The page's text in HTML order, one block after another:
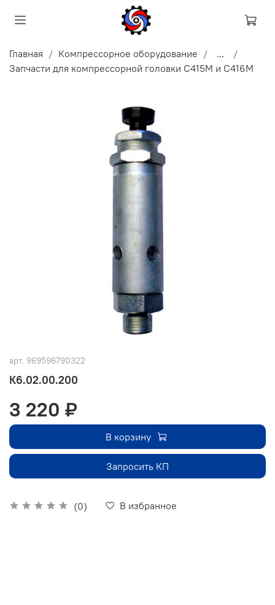
Главная Компрессорное оборудование
...
Запчасти для компрессорной головки С415М и С416М
арт. 969596790322
К6.02.00.200
(0) В избранное
3 220 ₽
В корзину
Запросить КП